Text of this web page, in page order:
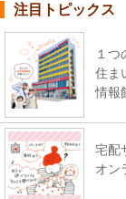
注目トピックス
１
住ま
情報
宅配
オン